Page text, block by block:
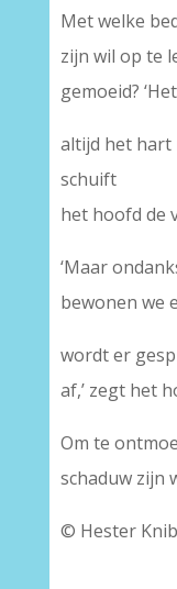
Met welke
zijn wil op te
gemoeid?
altijd het hart
schuift
het hoofd de
‘Maar
bewonen we
wordt er
af,’ zegt het
Om te
schaduw zijn
© Hester